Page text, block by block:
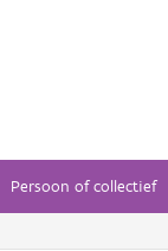
Persoon of collectief